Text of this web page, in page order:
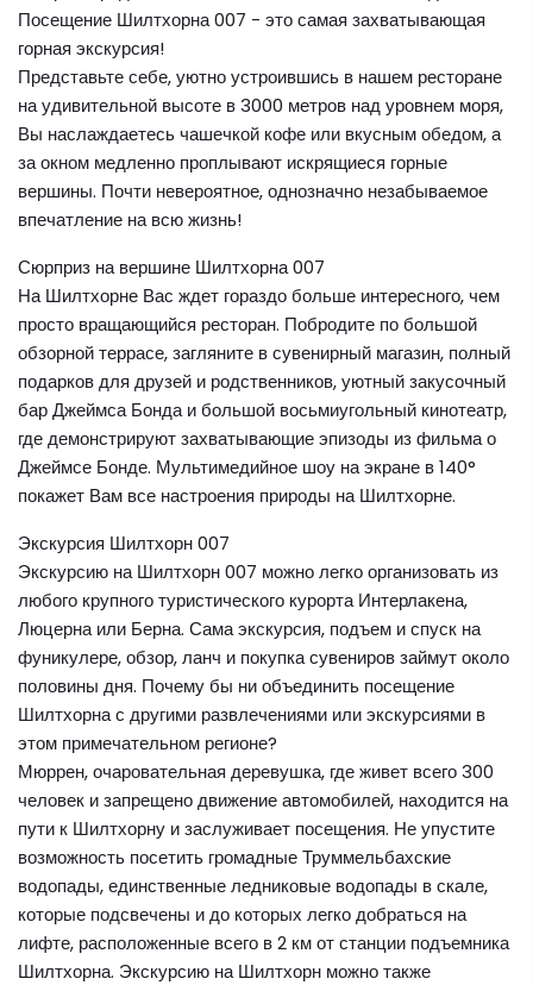
Посещение Шилтхорна 007 - это самая захватывающая
горная экскурсия!
Представьте себе, уютно устроившись в нашем ресторане
на удивительной высоте в 3000 метров над уровнем моря,
Вы наслаждаетесь чашечкой кофе или вкусным обедом, а
за окном медленно проплывают искрящиеся горные
вершины. Почти невероятное, однозначно незабываемое
впечатление на всю жизнь!
Сюрприз на вершине Шилтхорна 007
На Шилтхорне Вас ждет гораздо больше интересного, чем
просто вращающийся ресторан. Побродите по большой
обзорной террасе, загляните в сувенирный магазин, полный
подарков для друзей и родственников, уютный закусочный
бар Джеймса Бонда и большой восьмиугольный кинотеатр,
где демонстрируют захватывающие эпизоды из фильма о
Джеймсе Бонде. Мультимедийное шоу на экране в 140°
покажет Вам все настроения природы на Шилтхорне.
Экскурсия Шилтхорн 007
Экскурсию на Шилтхорн 007 можно легко организовать из
любого крупного туристического курорта Интерлакена,
Люцерна или Берна. Сама экскурсия, подъем и спуск на
фуникулере, обзор, ланч и покупка сувениров займут около
половины дня. Почему бы ни объединить посещение
Шилтхорна с другими развлечениями или экскурсиями в
этом примечательном регионе?
Мюррен, очаровательная деревушка, где живет всего 300
человек и запрещено движение автомобилей, находится на
пути к Шилтхорну и заслуживает посещения. Не упустите
возможность посетить громадные Труммельбахские
водопады, единственные ледниковые водопады в скале,
которые подсвечены и до которых легко добраться на
лифте, расположенные всего в 2 км от станции подъемника
Шилтхорна. Экскурсию на Шилтхорн можно также